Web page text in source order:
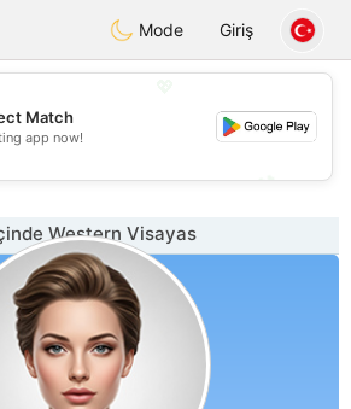
Dating
Mode Giriş
💕
Match
app now!
Western Visayas